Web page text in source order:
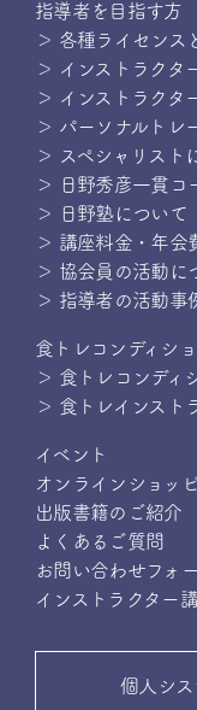
指導者を目指す方
＞ 各種ライセンス
＞ インストラクタ
＞ インストラクタ
＞ パーソナルトレ
＞ スペシャリスト
＞ 日野秀彦一貫コ
＞ 日野塾について
＞ 講座料金・年会
＞ 協会員の活動に
＞ 指導者の活動事
食トレコンディシ
＞ 食トレコンディ
＞ 食トレインスト
イベント
オンラインショッ
出版書籍のご紹介
よくあるご質問
お問い合わせフォ
インストラクター
個人シス